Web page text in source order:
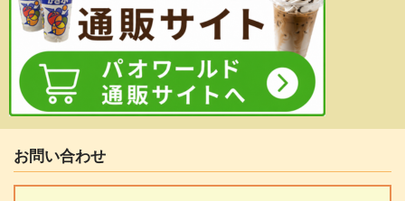
お問い合わせ